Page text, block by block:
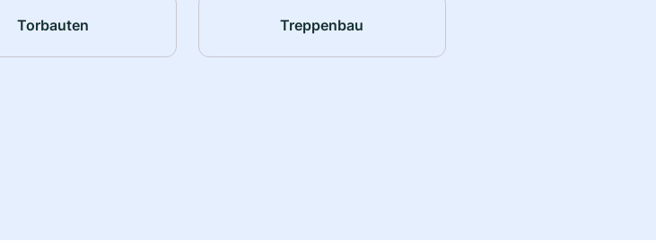
Torbauten Treppenbau